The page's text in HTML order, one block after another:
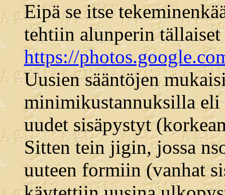
Eipä se itse
tehtiin alunperin
https://
Uusien sääntöjen
minimikustannuksilla
uudet sisäpystyt
Sitten tein jigin, jossa
uuteen formiin (vanhat